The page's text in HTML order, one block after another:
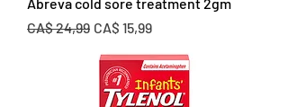
Preço normal
CA$ 24,99 Preço promocional
CA$ 15,99